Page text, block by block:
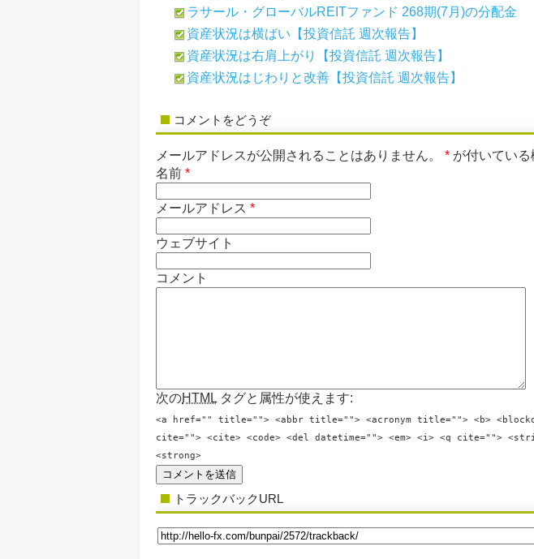
ラサール・グローバルREITファンド 268期(7月)の分配金
資産状況は横ばい【投資信託 週次報告】
資産状況は右肩上がり【投資信託 週次報告】
資産状況はじわりと改善【投資信託 週次報告】
コメントをどうぞ
メールアドレスが公開されることはありません。 * が付いてい
名前 *
メールアドレス *
ウェブサイト
コメント
次のHTML タグと属性が使えます:
<a href="" title=""> <abbr title=""> <acronym title=""> <b>
cite=""> <cite> <code> <del datetime=""> <em> <i> <q cite="">
<strong>
トラックバックURL